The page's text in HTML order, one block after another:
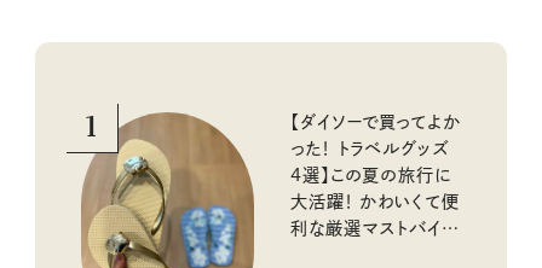
1
【ダイソーで買ってよか
った！ トラベルグッズ
4選】この夏の旅行に
大活躍！ かわいくて便
利な厳選マストバイア